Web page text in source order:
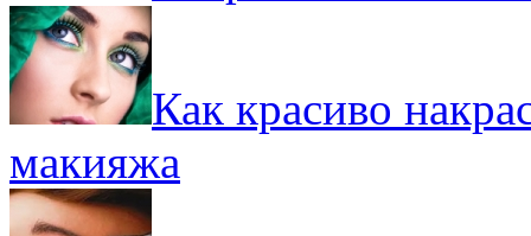
Как красиво
макияжа